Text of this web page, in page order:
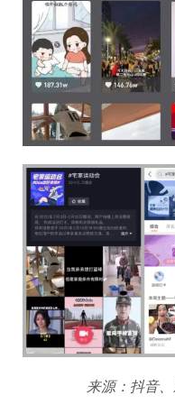
来源：抖音